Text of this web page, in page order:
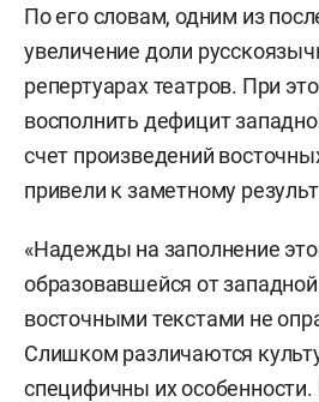
По его словам, одним из
увеличение доли
репертуарах театров. При
восполнить дефицит
счет произведений
привели к заметному
«Надежды на заполнение
образовавшейся от
восточными текстами не
Слишком различаются
специфичны их особенности.